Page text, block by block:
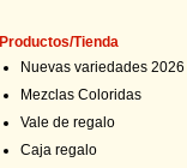
Productos/Tienda
Nuevas variedades 2026
Mezclas Coloridas
Vale de regalo
Caja regalo